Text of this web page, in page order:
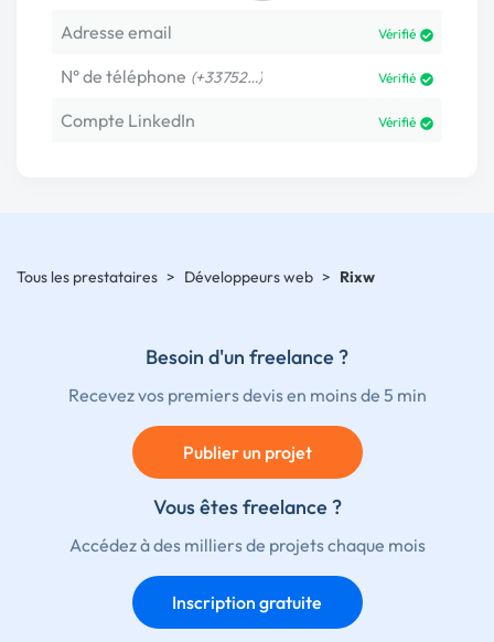
Adresse email Vérifié
N° de téléphone (+33752…) Vérifié
Compte LinkedIn Vérifié
Tous les prestataires > Développeurs web > Rixw
Besoin d'un freelance ?
Recevez vos premiers devis en moins de 5 min
Publier un projet
Vous êtes freelance ?
Accédez à des milliers de projets chaque mois
Inscription gratuite